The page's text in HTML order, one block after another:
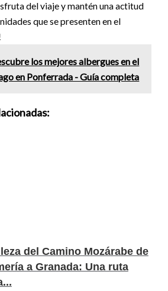
del viaje y mantén una actitud
que se presenten en el
los mejores albergues en el
en Ponferrada - Guía completa
del Camino Mozárabe de
a Granada: Una ruta